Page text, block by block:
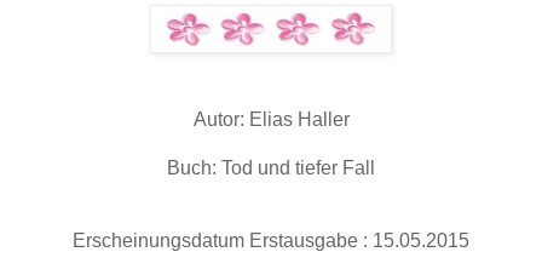
Autor: Elias Haller
Buch: Tod und tiefer Fall
Erscheinungsdatum Erstausgabe : 15.05.2015